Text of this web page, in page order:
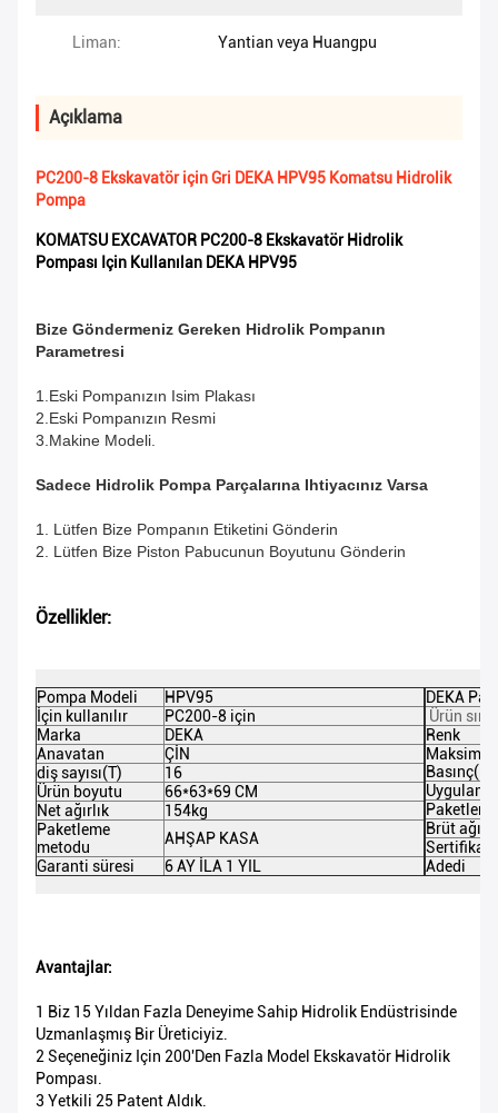
Liman: Yantian veya Huangpu
Açıklama
PC200-8 Ekskavatör için Gri DEKA HPV95 Komatsu Hidrolik
Pompa
KOMATSU EXCAVATOR PC200-8 Ekskavatör Hidrolik
Pompası Için Kullanılan DEKA HPV95
Bize Göndermeniz Gereken Hidrolik Pompanın
Parametresi
1.Eski Pompanızın Isim Plakası
2.Eski Pompanızın Resmi
3.Makine Modeli.
Sadece Hidrolik Pompa Parçalarına Ihtiyacınız Varsa
1. Lütfen Bize Pompanın Etiketini Gönderin
2. Lütfen Bize Piston Pabucunun Boyutunu Gönderin
Özellikler:
Pompa Modeli
HPV95
İçin kullanılır
PC200-8 için
Marka
DEKA
Anavatan
ÇİN
diş sayısı(T)
16
Ürün boyutu
66*63*69 CM
Net ağırlık
154kg
Paketleme
metodu
AHŞAP KASA
Garanti süresi
6 AY İLA 1 YIL
DEKA
Ürün
Renk
Brüt
Adedi
Avantajlar:
1 Biz 15 Yıldan Fazla Deneyime Sahip Hidrolik Endüstrisinde
Uzmanlaşmış Bir Üreticiyiz.
2 Seçeneğiniz Için 200'den Fazla Model Ekskavatör Hidrolik
Pompası.
3 Yetkili 25 Patent Aldık.